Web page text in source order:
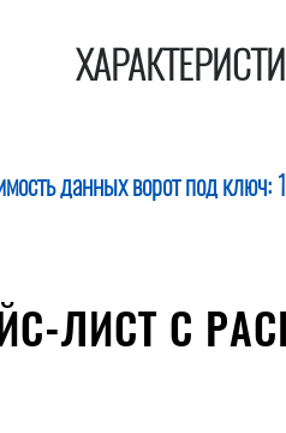
данных ворот под ключ:
ЛИСТ С